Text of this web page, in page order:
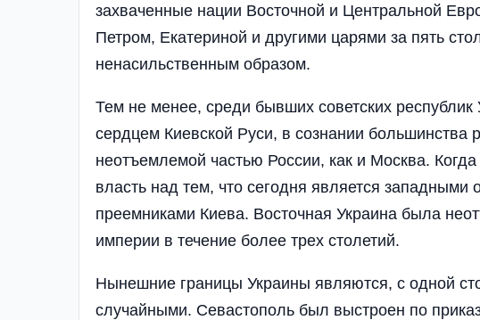
захваченные нации Восточной и Центральной
Петром, Екатериной и другими царями за пять
ненасильственным образом.
Тем не менее, среди бывших советских республик
сердцем Киевской Руси, в сознании большинства
неотъемлемой частью России, как и Москва.
власть над тем, что сегодня является западными
преемниками Киева. Восточная Украина была
империи в течение более трех столетий.
Нынешние границы Украины являются, с одной
случайными. Севастополь был выстроен по